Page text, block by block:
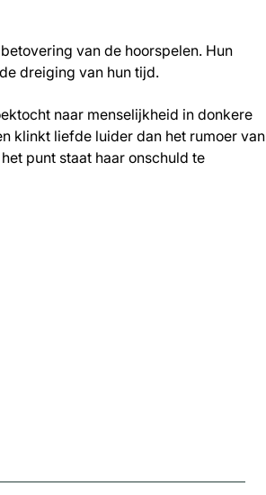
van de hoorspelen. Hun
dreiging van hun tijd.
naar menselijkheid in donkere
klinkt liefde luider dan het rumoer van
punt staat haar onschuld te